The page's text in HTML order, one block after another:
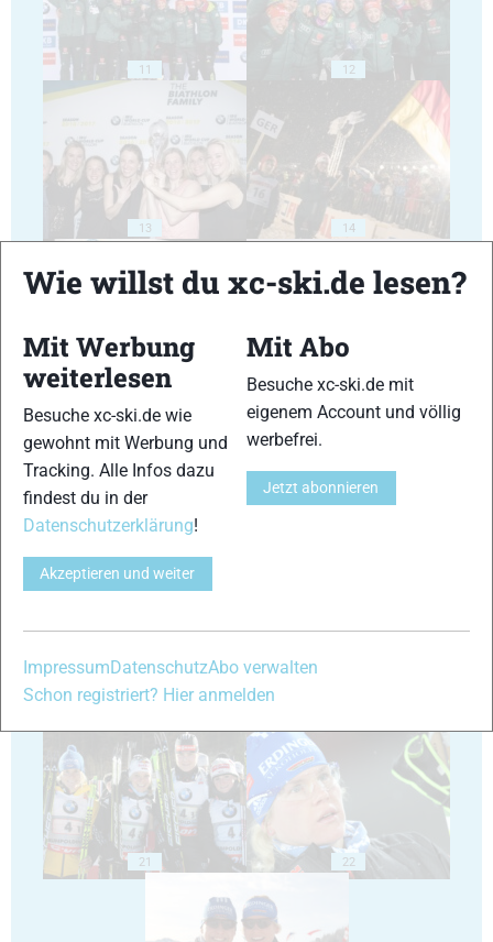
11 12
13 14
15 16
19
21 22
Wie willst du xc-ski.de lesen?
Mit Werbung
weiterlesen
Besuche xc-ski.de wie
gewohnt mit Werbung und
Tracking. Alle Infos dazu
findest du in der
Datenschutzerklärung!
Akzeptieren und weiter
Mit Abo
Besuche xc-ski.de mit
eigenem Account und völlig
werbefrei.
Jetzt abonnieren
ImpressumDatenschutzAbo verwalten
Schon registriert? Hier anmelden